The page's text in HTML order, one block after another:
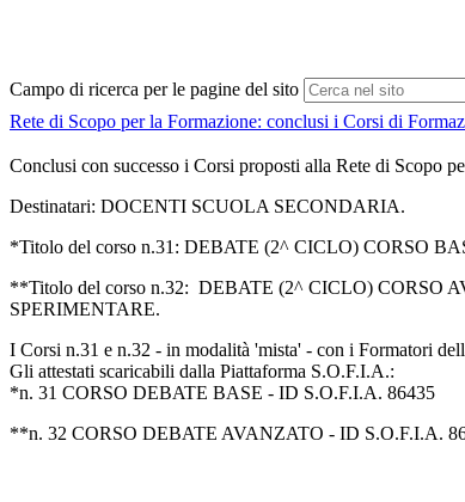
Campo di ricerca per le pagine del sito
Rete di Scopo per la Formazione: conclusi i Corsi di
Conclusi con successo i Corsi proposti alla Rete di Scopo
Destinatari: DOCENTI SCUOLA SECONDARIA.
*Titolo del corso n.31: DEBATE (2^ CICLO) CORSO
**Titolo del corso n.32: DEBATE (2^ CICLO) CORSO
SPERIMENTARE.
I Corsi n.31 e n.32 - in modalità 'mista' - con i Formatori
Gli attestati scaricabili dalla Piattaforma S.O.F.I.A.:
*n. 31 CORSO DEBATE BASE - ID S.O.F.I.A. 86435
**n. 32 CORSO DEBATE AVANZATO - ID S.O.F.I.A.